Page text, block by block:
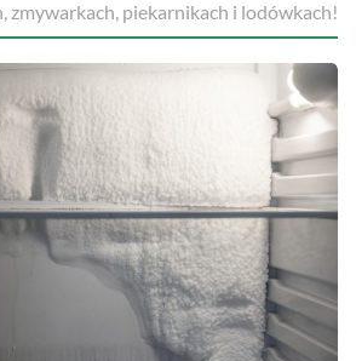
zmywarkach, piekarnikach i lodówkach!